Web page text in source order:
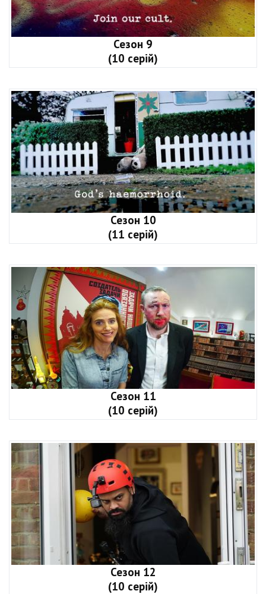
Сезон 9
(10 серій)
Сезон 10
(11 серій)
Сезон 11
(10 серій)
Сезон 12
(10 серій)